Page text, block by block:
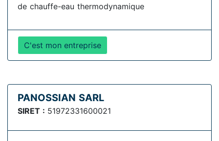
de chauffe-eau thermodynamique
C'est mon entreprise
PANOSSIAN SARL
SIRET : 51972331600021